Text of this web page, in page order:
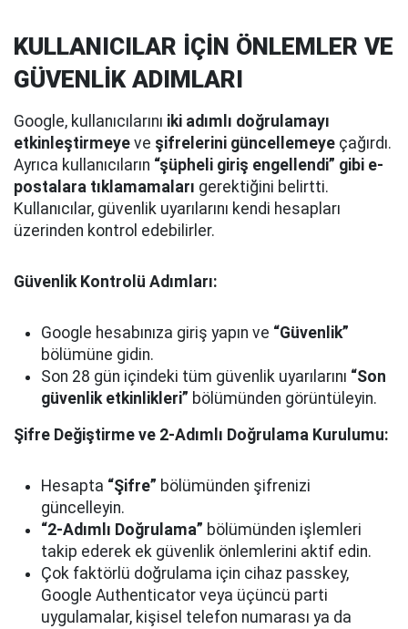
KULLANICILAR İÇİN ÖNLEMLER VE
GÜVENLİK ADIMLARI
Google, kullanıcılarını iki adımlı doğrulamayı
etkinleştirmeye ve şifrelerini güncellemeye çağırdı.
Ayrıca kullanıcıların “şüpheli giriş engellendi” gibi e-
postalara tıklamamaları gerektiğini belirtti.
Kullanıcılar, güvenlik uyarılarını kendi hesapları
üzerinden kontrol edebilirler.
Güvenlik Kontrolü Adımları:
Google hesabınıza giriş yapın ve “Güvenlik”
bölümüne gidin.
Son 28 gün içindeki tüm güvenlik uyarılarını “Son
güvenlik etkinlikleri” bölümünden görüntüleyin.
Şifre Değiştirme ve 2-Adımlı Doğrulama Kurulumu:
Hesapta “Şifre” bölümünden şifrenizi
güncelleyin.
“2-Adımlı Doğrulama” bölümünden işlemleri
takip ederek ek güvenlik önlemlerini aktif edin.
Çok faktörlü doğrulama için cihaz passkey,
Google Authenticator veya üçüncü parti
uygulamalar, kişisel telefon numarası ya da